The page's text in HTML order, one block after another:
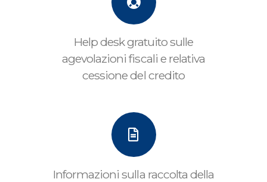
Help desk gratuito sulle
agevolazioni fiscali e relativa
cessione del credito
Informazioni sulla raccolta della